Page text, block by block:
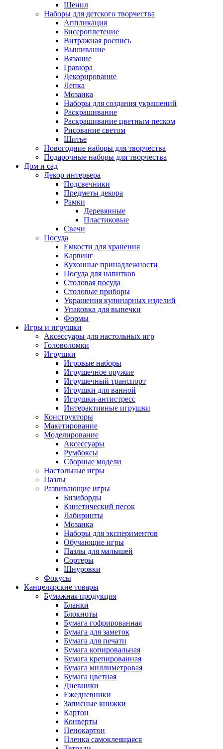
Шенил
Наборы для детского творчества
Аппликация
Бисероплетение
Витражная роспись
Вышивание
Вязание
Гравюра
Декорирование
Лепка
Мозаика
Наборы для создания украшений
Раскрашивание
Раскрашивание цветным песком
Рисование светом
Шитье
Новогодние наборы для творчества
Подарочные наборы для творчества
Дом и сад
Декор интерьера
Подсвечники
Предметы декора
Рамки
Деревянные
Пластиковые
Свечи
Посуда
Емкости для хранения
Карвинг
Кухонные принадлежности
Посуда для напитков
Столовая посуда
Столовые приборы
Украшения кулинарных изделий
Упаковка для выпечки
Формы
Игры и игрушки
Аксессуары для настольных игр
Головоломки
Игрушки
Игровые наборы
Игрушечное оружие
Игрушечный транспорт
Игрушки для ванной
Игрушки-антистресс
Интерактивные игрушки
Конструкторы
Макетирование
Моделирование
Аксессуары
Румбоксы
Сборные модели
Настольные игры
Пазлы
Развивающие игры
Бизиборды
Кинетический песок
Лабиринты
Мозаика
Наборы для экспериментов
Обучающие игры
Пазлы для малышей
Сортеры
Шнуровки
Фокусы
Канцелярские товары
Бумажная продукция
Бланки
Блокноты
Бумага гофрированная
Бумага для заметок
Бумага для печати
Бумага копировальная
Бумага крепированная
Бумага миллиметровая
Бумага цветная
Дневники
Ежедневники
Записные книжки
Картон
Конверты
Пенокартон
Пленка самоклеящаяся